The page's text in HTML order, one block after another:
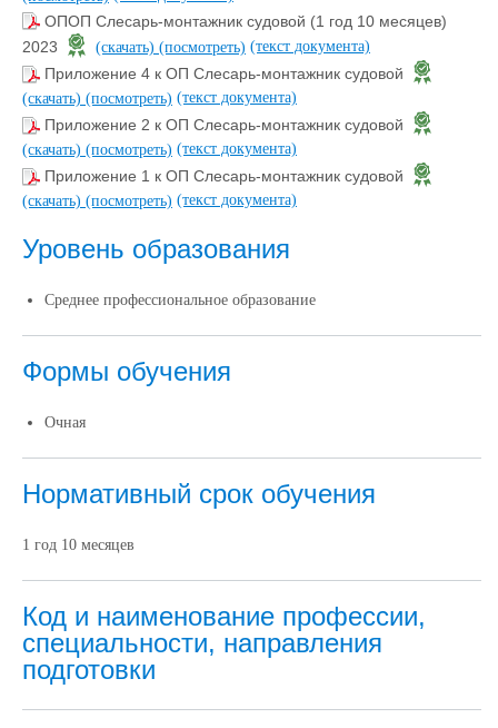
ОПОП Слесарь-монтажник судовой (1 год 10 месяцев)
2023
(скачать) (посмотреть) (текст документа)
Приложение 4 к ОП Слесарь-монтажник судовой
(скачать) (посмотреть) (текст документа)
Приложение 2 к ОП Слесарь-монтажник судовой
(скачать) (посмотреть) (текст документа)
Приложение 1 к ОП Слесарь-монтажник судовой
(скачать) (посмотреть) (текст документа)
Уровень образования
Среднее профессиональное образование
Формы обучения
Очная
Нормативный срок обучения
1 год 10 месяцев
Код и наименование профессии,
специальности, направления
подготовки